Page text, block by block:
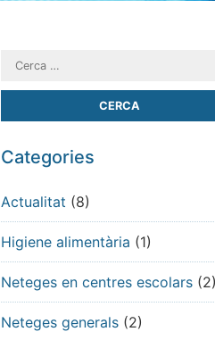
Categories
Actualitat (8)
Higiene alimentària (1)
Neteges en centres escolars (2)
Neteges generals (2)